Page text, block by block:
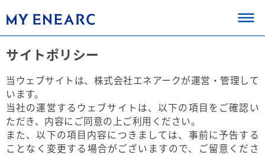
サイトポリシー
当ウェブサイトは、株式会社エネアークが運営・管理して
います。
当社の運営するウェブサイトは、以下の項目をご確認い
ただき、内容にご同意の上ご利用ください。
また、以下の項目内容につきましては、事前に予告する
ことなく変更する場合がございますので、ご留意くださ